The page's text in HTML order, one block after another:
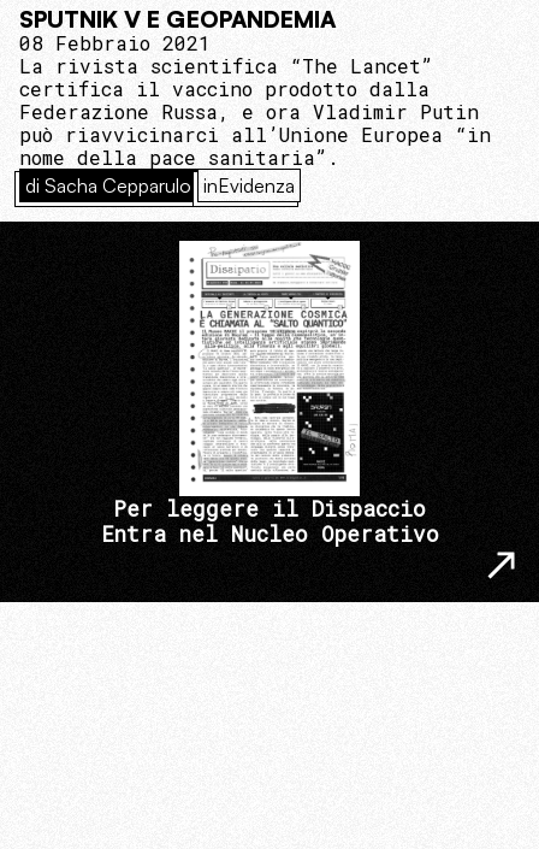
SPUTNIK V E GEOPANDEMIA
08 Febbraio 2021
La rivista scientifica “The Lancet”
certifica il vaccino prodotto dalla
Federazione Russa, e ora Vladimir Putin
può riavvicinarci all’Unione Europea “in
nome della pace sanitaria”.
di Sacha Cepparulo inEvidenza
Per leggere il Dispaccio
Entra nel Nucleo Operativo